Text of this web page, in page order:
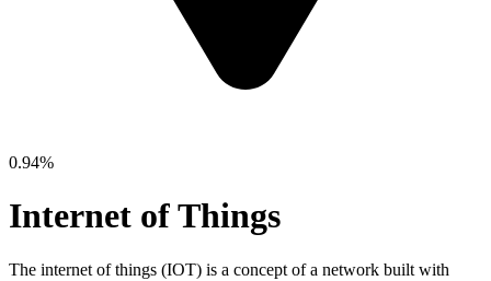
0.94%
Internet of Things
The internet of things (IOT) is a concept of a network built with